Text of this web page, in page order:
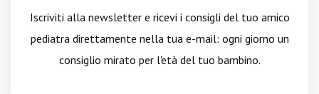
Iscriviti alla newslettere ricevi i consigli del tuo amico
pediatra direttamente nella tua e-mail: ogni giorno un
consiglio mirato per l'età del tuo bambino.